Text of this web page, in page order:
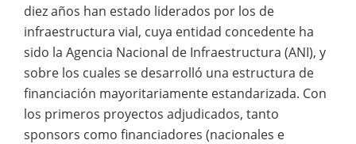
diez años han estado liderados por los de
infraestructura vial, cuya entidad concedente ha
sido la Agencia Nacional de Infraestructura (ANI), y
sobre los cuales se desarrolló una estructura de
financiación mayoritariamente estandarizada. Con
los primeros proyectos adjudicados, tanto
sponsors como financiadores (nacionales e